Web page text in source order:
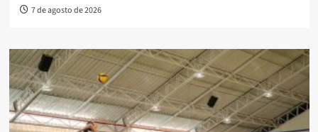
7 de agosto de 2026